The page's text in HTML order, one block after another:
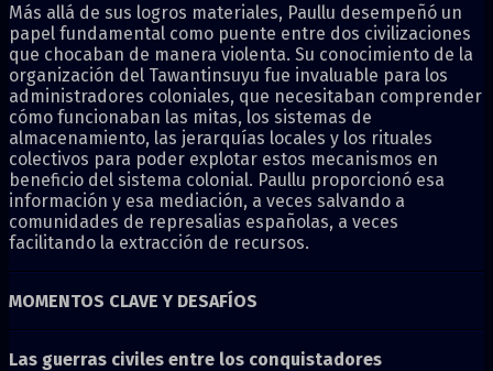
Más allá de sus logros materiales, Paullu desempeñó un
papel fundamental como puente entre dos civilizaciones
que chocaban de manera violenta. Su conocimiento de la
organización del Tawantinsuyu fue invaluable para los
administradores coloniales, que necesitaban comprender
cómo funcionaban las mitas, los sistemas de
almacenamiento, las jerarquías locales y los rituales
colectivos para poder explotar estos mecanismos en
beneficio del sistema colonial. Paullu proporcionó esa
información y esa mediación, a veces salvando a
comunidades de represalias españolas, a veces
facilitando la extracción de recursos.
MOMENTOS CLAVE Y DESAFÍOS
Las guerras civiles entre los conquistadores